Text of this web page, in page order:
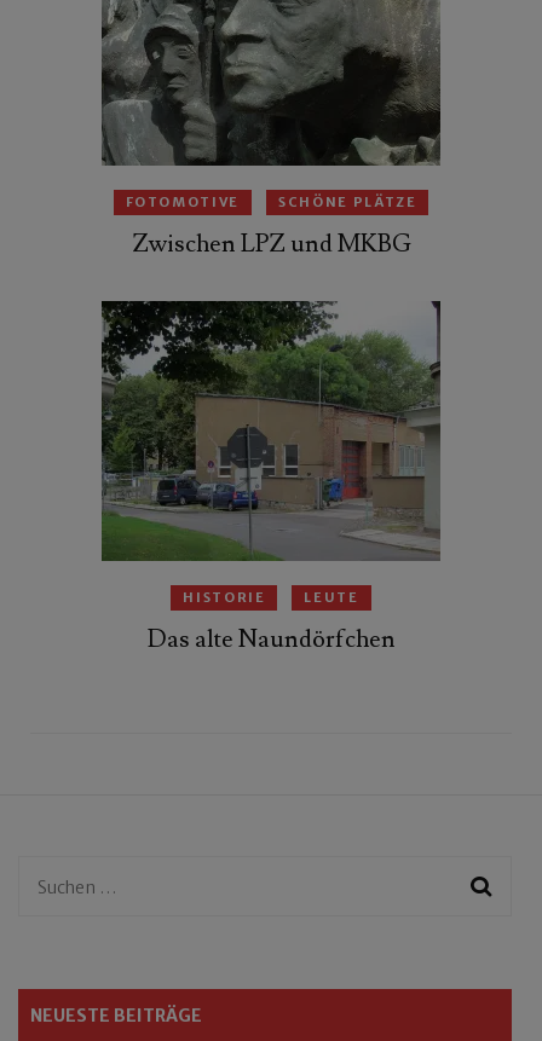
FOTOMOTIVE SCHÖNE PLÄTZE
Zwischen LPZ und MKBG
HISTORIE LEUTE
Das alte Naundörfchen
Suchen
NEUESTE BEITRÄGE